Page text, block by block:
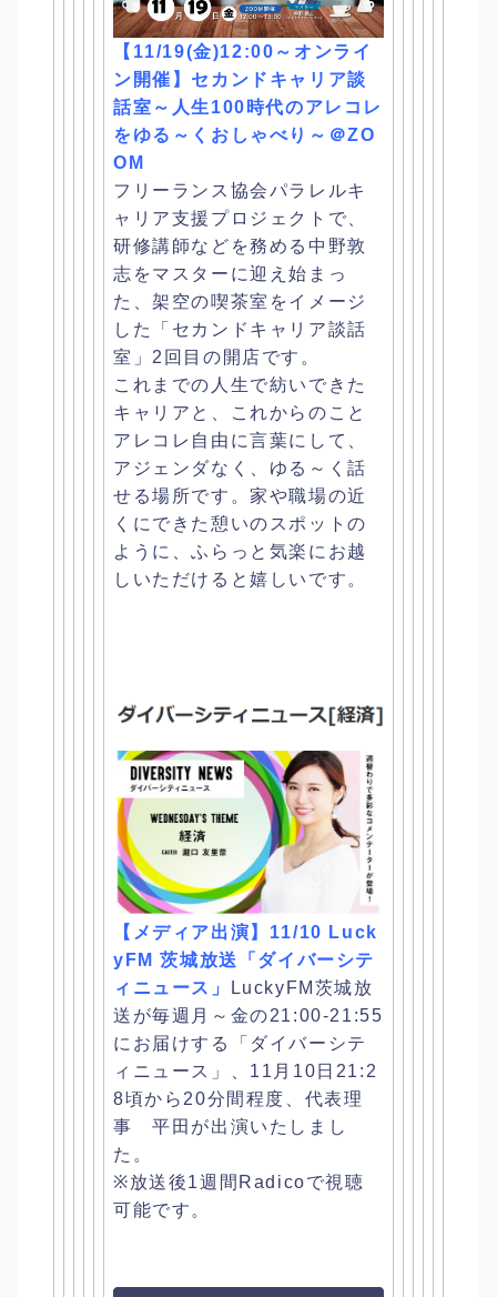
【11/19(金)12:00～オンライ
ン開催】 セカンドキャリア談
話室～人生100時代のアレコレ
をゆる～ くおしゃべり～＠ZO
OM
フリーランス協会パラレルキ
ャリア支援プロジェクトで、
研修講師などを務める中野敦
志をマスターに迎え始まっ
た、架空の喫茶室をイメージ
した「セカンドキャリア談話
室」 2回目の開店です。
これまでの人生で紡いできた
キャリアと、
これからのこと
アレコレ自由に言葉にして、
アジェンダなく、ゆる～く話
せる場所です。家や職場の近
くにできた憩いのスポットの
ように、ふらっと気楽にお越
しいただけると嬉しいです。
【メディア出演】11/10 Luck
yFM 茨城放送「ダイバーシテ
ィニュース」
LuckyFM茨城放
送が毎週月～金の21:00-21:55
にお届けする「ダイバーシテ
ィニュース」、 11月10日21:2
8頃から20分間程度、代表理
事 平田が出演いたしまし
た。
※放送後1週間Radicoで視聴
可能です。